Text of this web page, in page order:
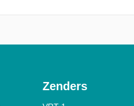
Zenders